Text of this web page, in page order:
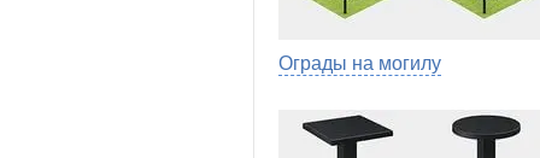
Ограды на могилу